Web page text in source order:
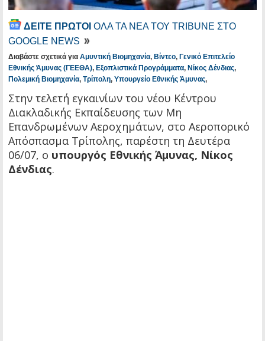
ΔΕΙΤΕ ΠΡΩΤΟΙ ΟΛΑ ΤΑ ΝΕΑ ΤΟΥ TRIBUNE ΣΤΟ
GOOGLE NEWS
Διαβάστε σχετικά για Αμυντική Βιομηχανία, Βίντεο, Γενικό Επιτελείο
Εθνικής Άμυνας (ΓΕΕΘΑ), Εξοπλιστικά Προγράμματα, Νίκος Δένδιας,
Πολεμική Βιομηχανία, Τρίπολη, Υπουργείο Εθνικής Άμυνας,
Στην τελετή εγκαινίων του νέου Κέντρου
Διακλαδικής Εκπαίδευσης των Μη
Επανδρωμένων Αεροχημάτων, στο Αεροπορικό
Απόσπασμα Τρίπολης, παρέστη τη Δευτέρα
06/07, ο υπουργός Εθνικής Άμυνας, Νίκος
Δένδιας.